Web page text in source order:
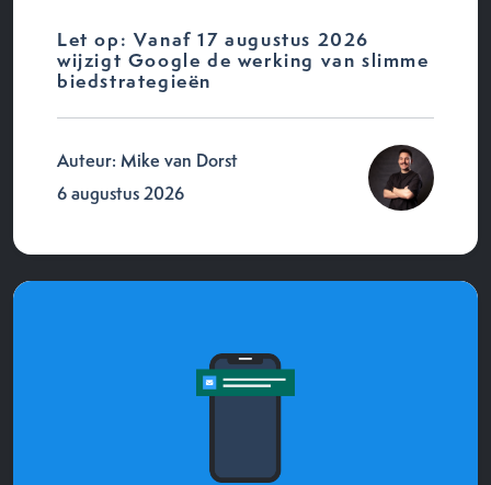
Let op: Vanaf 17 augustus 2026
wijzigt Google de werking van slimme
biedstrategieën
Auteur: Mike van Dorst
6 augustus 2026